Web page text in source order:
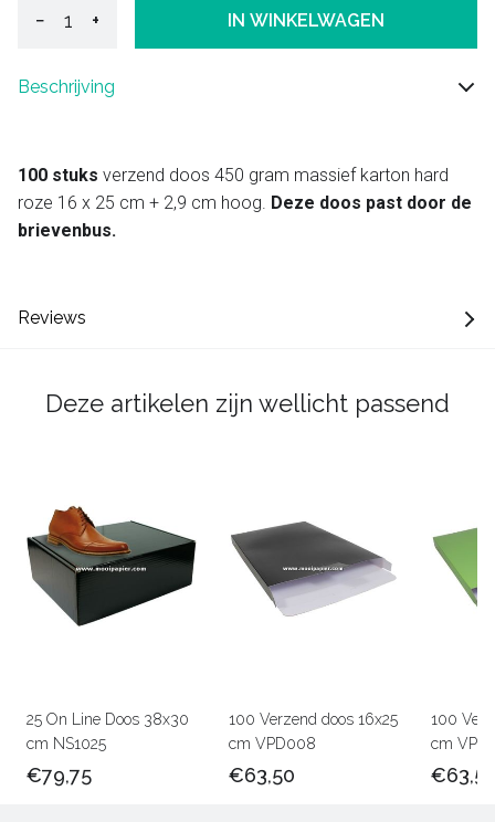
− + IN WINKELWAGEN
Beschrijving
100 stuks verzend doos 450 gram massief karton hard
roze 16 x 25 cm + 2,9 cm hoog. Deze doos past door de
brievenbus.
Reviews
Deze artikelen zijn wellicht passend
25 On Line Doos 38x30
cm NS1025
€79,75
100 Verzend doos 16x25
cm VPD008
€63,50
100
cm